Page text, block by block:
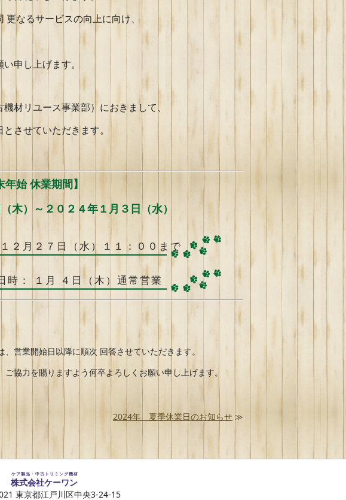
更なるサービスの向上に向け、
申し上げます。
材リユース事業部）におきまして、
させていただきます。
年始 休業期間】
木）～２０２４年１月３ 日（水）
２月２７日（水）１１：００まで
時： １月 ４日（木）通常営業
営業開始日以降に順次 回答させていただきます。
協力を賜りますよう何卒よろしくお願い申し上げます。
2024年 夏季休業日のお知らせ ≫
株式会社ケーワン
ケア製品・中古トリミング機材
東京都江戸川区中央3-24-15